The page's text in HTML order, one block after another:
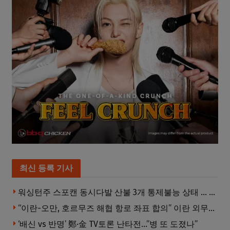
최신 등록 기사
워싱턴주 스포캔 동시다발 산불 3개 통제불능 상태 … 이재민 수십만명
“이란-오만, 호르무즈 해협 항로 좌표 합의” 이란 외무부 발표
‘배신 vs 반명’ 鄭·金 TV토론 난타전…”병 또 도졌나”